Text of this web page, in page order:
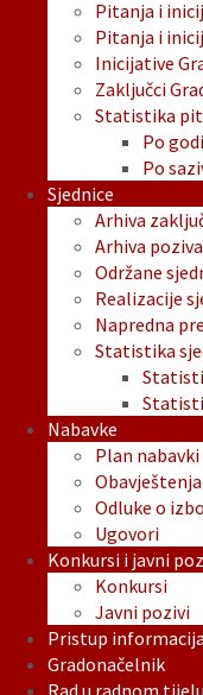
Pitanja i
Pitanja i
Inicijative
Zaključci
Statistika
Po
Po
Sjednice
Arhiva
Arhiva poziva
Održane
Realizacije
Napredna
Statistika
Nabavke
Plan nabavki
Odluke o
Ugovori
Konkursi i javni
Konkursi
Javni pozivi
Pristup
Gradonačelnik